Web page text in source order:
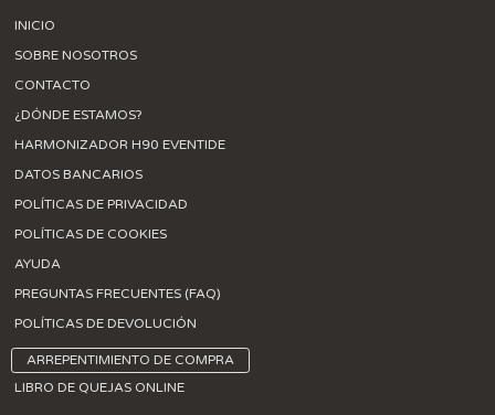
INICIO
SOBRE NOSOTROS
CONTACTO
¿DÓNDE ESTAMOS?
HARMONIZADOR H90 EVENTIDE
DATOS BANCARIOS
POLÍTICAS DE PRIVACIDAD
POLÍTICAS DE COOKIES
AYUDA
PREGUNTAS FRECUENTES (FAQ)
POLÍTICAS DE DEVOLUCIÓN
ARREPENTIMIENTO DE COMPRA
LIBRO DE QUEJAS ONLINE